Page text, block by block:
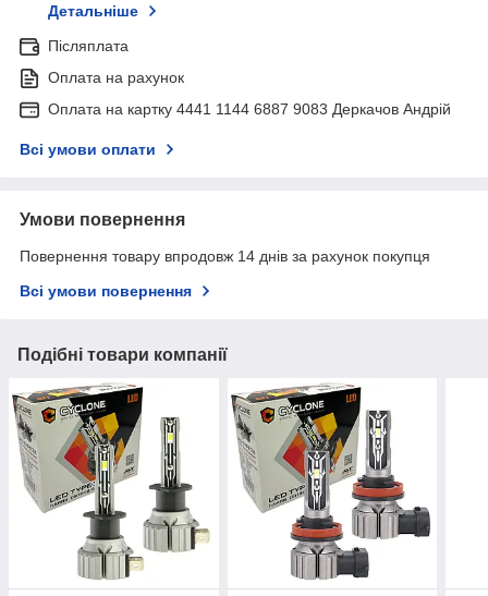
Детальніше
Післяплата
Оплата на рахунок
Оплата на картку 4441 1144 6887 9083 Деркачов Андрій
Всі умови оплати
Умови повернення
Повернення товару впродовж 14 днів за рахунок покупця
Всі умови повернення
Подібні товари компанії